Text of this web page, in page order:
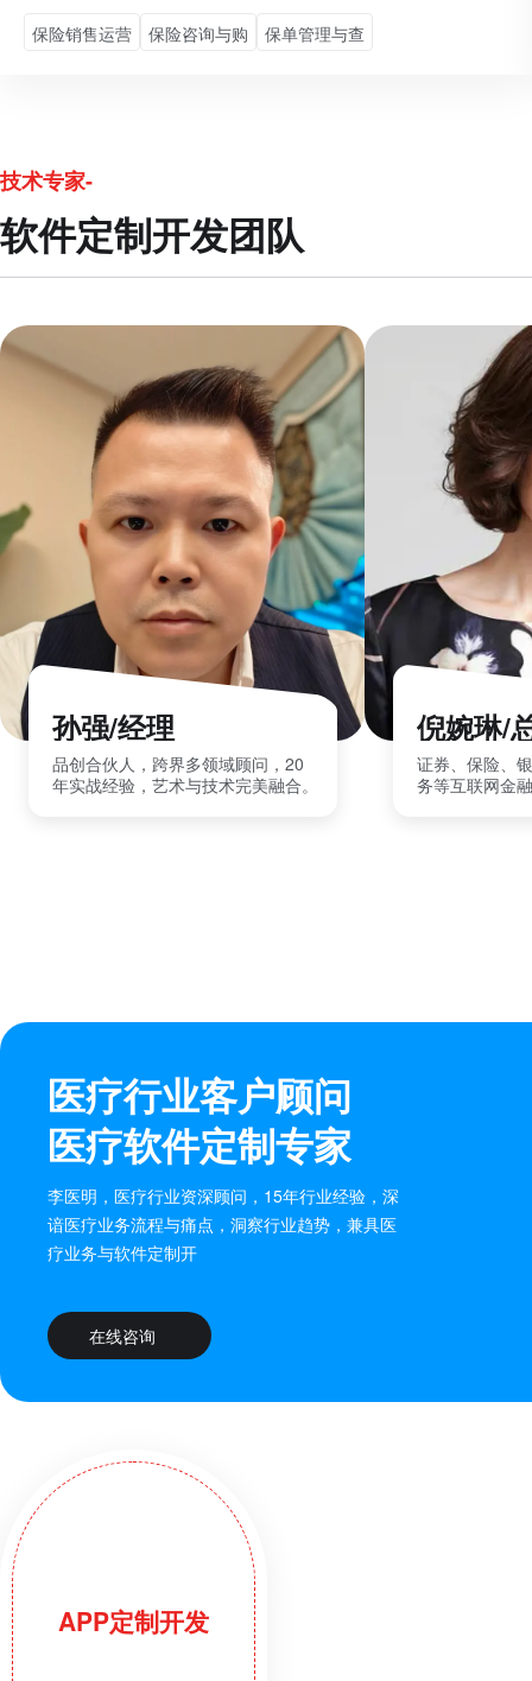
保险销售运营 保险咨询与购 保单管理与查
技术专家-
软件定制开发团队
孙强/经理
品创合伙人，跨界多领域顾问，20
年实战经验，艺术与技术完美融合。
倪婉琳/
证券、保险、
务等互联网金
医疗行业客户顾问
医疗软件定制专家
李医明，医疗行业资深顾问，15年行业经验，深
谙医疗业务流程与痛点，洞察行业趋势，兼具医
疗业务与软件定制开
在线咨询
APP定制开发